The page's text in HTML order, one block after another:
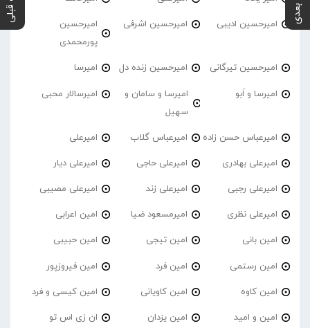
امیرحسین ادیبی امیرحسین اشرفی
امیرحسین
پورمحمدی
امیرحسین تیرگانی امیرحسین زنده دل امیرسا
امیرسا و اَبو
امیرسا و سامان و
سهیل
امیرسالار محبی
امیرعباس حسن زاده امیرعباس گلاب امیرعلی
امیرعلی بهادری امیرعلی حاجی امیرعلی دیار
امیرعلی رجبی امیرعلی زند امیرعلی مصیبی
امیرعلی نظری امیرمسعود ضیا امین اعرابی
امین بانی امین تیجی امین حبیبی
امین رستمی امین فرد امین فیروزپور
امین کاوه امین کاویانی امین کیسی و فرد
امین و امید امین یزدان ان زی اس تو